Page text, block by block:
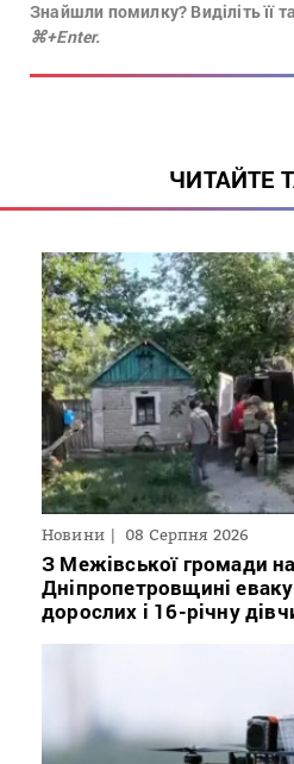
Знайшли помилку? Виділіть її
⌘+Enter.
ЧИТАЙТЕ
Новини 08 Серпня 2026
З Межівської громади на
Дніпропетровщині
дорослих і 16-річну